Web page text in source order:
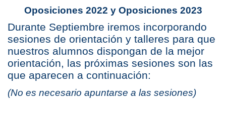
Oposiciones 2022 y Oposiciones 2023
Durante Septiembre iremos incorporando
sesiones de orientación y talleres para que
nuestros alumnos dispongan de la mejor
orientación, las próximas sesiones son las
que aparecen a continuación:
(No es necesario apuntarse a las sesiones)